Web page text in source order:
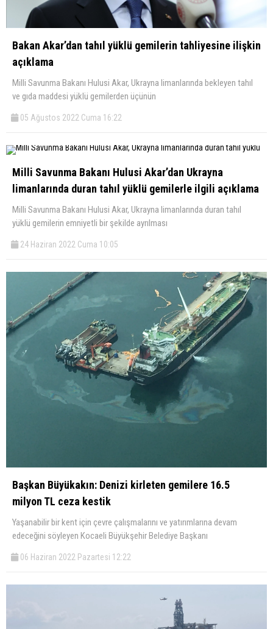
Bakan Akar’dan tahıl yüklü gemilerin tahliyesine ilişkin
açıklama
Milli Savunma Bakanı Hulusi Akar, Ukrayna limanlarında bekleyen tahıl
ve gıda maddesi yüklü gemilerden üçünün
05 Ağustos 2022 Cuma 16:22
Milli Savunma Bakanı Hulusi Akar’dan Ukrayna
limanlarında duran tahıl yüklü gemilerle ilgili açıklama
Milli Savunma Bakanı Hulusi Akar, Ukrayna limanlarında duran tahıl
yüklü gemilerin emniyetli bir şekilde ayrılması
24 Haziran 2022 Cuma 10:05
Başkan Büyükakın: Denizi kirleten gemilere 16.5
milyon TL ceza kestik
Yaşanabilir bir kent için çevre çalışmalarını ve yatırımlarına devam
edeceğini söyleyen Kocaeli Büyükşehir Belediye Başkanı
06 Haziran 2022 Pazartesi 12:22